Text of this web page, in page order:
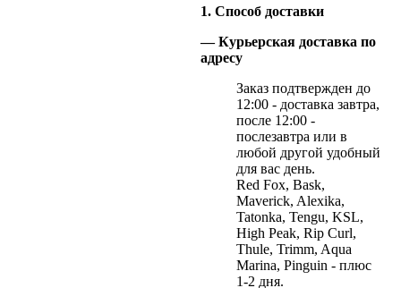
1. Способ доставки
— Курьерская доставка по
адресу
Заказ подтвержден до
12:00 - доставка завтра,
после 12:00 -
послезавтра или в
любой другой удобный
для вас день.
Red Fox, Bask,
Maverick, Alexika,
Tatonka, Tengu, KSL,
High Peak, Rip Curl,
Thule, Trimm, Aqua
Marina, Pinguin - плюс
1-2 дня.